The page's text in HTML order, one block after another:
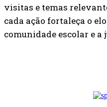
visitas e temas
cada ação fortaleça o
comunidade escolar e a